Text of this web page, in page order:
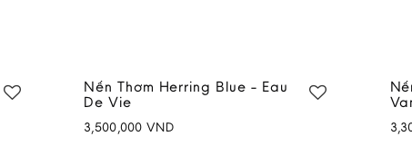
Nến Thơm Herring Blue - Eau
De Vie
3,500,000 VND